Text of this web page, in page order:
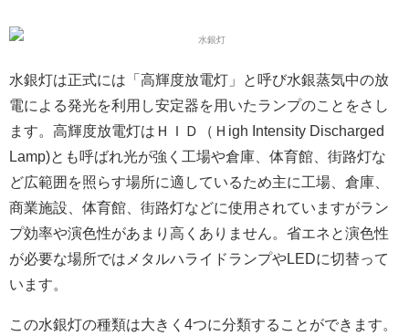
水銀灯は正式には「高輝度放電灯」と呼び水銀蒸気中の放
電による発光を利用し安定器を用いたランプのことをさし
ます。高輝度放電灯はＨＩＤ（Ｈigh Intensity Discharged
Lamp)とも呼ばれ光が強く工場や倉庫、体育館、街路灯な
ど広範囲を照らす場所に適しているため主に工場、倉庫、
商業施設、体育館、街路灯などに使用されていますがラン
プ効率や演色性があまり高くありません。省エネと演色性
が必要な場所ではメタルハライドランプやLEDに切替って
います。
この水銀灯の種類は大きく4つに分類することができます。